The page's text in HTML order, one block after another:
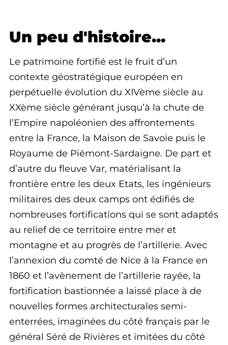
Un peu d'histoire...
Le patrimoine fortifié est le fruit d’un
contexte géostratégique européen en
perpétuelle évolution du XIVème siècle au
XXème siècle générant jusqu’à la chute de
l’Empire napoléonien des affrontements
entre la France, la Maison de Savoie puis le
Royaume de Piémont-Sardaigne. De part et
d’autre du fleuve Var, matérialisant la
frontière entre les deux Etats, les ingénieurs
militaires des deux camps ont édifiés de
nombreuses fortifications qui se sont adaptés
au relief de ce territoire entre mer et
montagne et au progrès de l’artillerie. Avec
l’annexion du comté de Nice à la France en
1860 et l’avènement de l’artillerie rayée, la
fortification bastionnée a laissé place à de
nouvelles formes architecturales semi-
enterrées, imaginées du côté français par le
général Séré de Rivières et imitées du côté